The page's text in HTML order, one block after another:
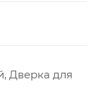
Дверка для